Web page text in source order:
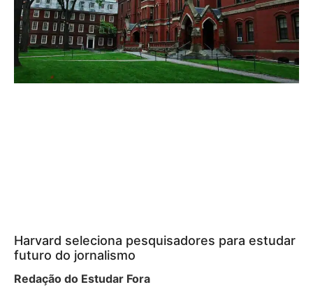
Harvard seleciona pesquisadores para estudar
futuro do jornalismo
Redação do Estudar Fora